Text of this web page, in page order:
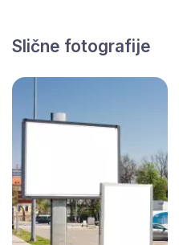
Slične fotografije